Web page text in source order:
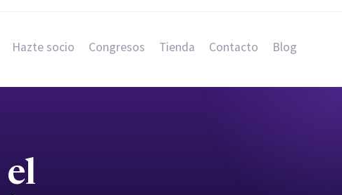
Hazte socio Congresos Tienda Contacto Blog